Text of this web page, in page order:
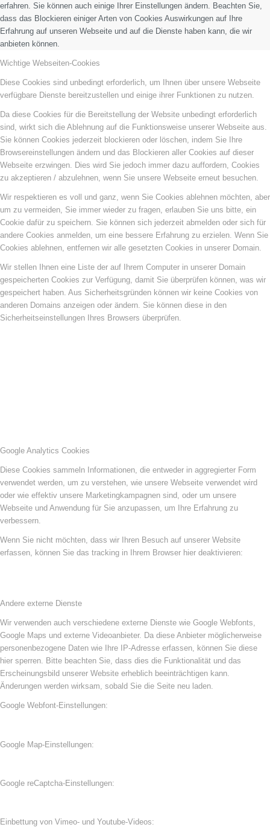
erfahren. Sie können auch einige Ihrer Einstellungen ändern. Beachten Sie,
dass das Blockieren einiger Arten von Cookies Auswirkungen auf Ihre
Erfahrung auf unseren Webseite und auf die Dienste haben kann, die wir
anbieten können.
Wichtige Webseiten-Cookies
Diese Cookies sind unbedingt erforderlich, um Ihnen über unsere Webseite
verfügbare Dienste bereitzustellen und einige ihrer Funktionen zu nutzen.
Da diese Cookies für die Bereitstellung der Website unbedingt erforderlich
sind, wirkt sich die Ablehnung auf die Funktionsweise unserer Webseite aus.
Sie können Cookies jederzeit blockieren oder löschen, indem Sie Ihre
Browsereinstellungen ändern und das Blockieren aller Cookies auf dieser
Webseite erzwingen. Dies wird Sie jedoch immer dazu auffordern, Cookies
zu akzeptieren / abzulehnen, wenn Sie unsere Webseite erneut besuchen.
Wir respektieren es voll und ganz, wenn Sie Cookies ablehnen möchten, aber
um zu vermeiden, Sie immer wieder zu fragen, erlauben Sie uns bitte, ein
Cookie dafür zu speichern. Sie können sich jederzeit abmelden oder sich für
andere Cookies anmelden, um eine bessere Erfahrung zu erzielen. Wenn Sie
Cookies ablehnen, entfernen wir alle gesetzten Cookies in unserer Domain.
Wir stellen Ihnen eine Liste der auf Ihrem Computer in unserer Domain
gespeicherten Cookies zur Verfügung, damit Sie überprüfen können, was wir
gespeichert haben. Aus Sicherheitsgründen können wir keine Cookies von
anderen Domains anzeigen oder ändern. Sie können diese in den
Sicherheitseinstellungen Ihres Browsers überprüfen.
Google Analytics Cookies
Diese Cookies sammeln Informationen, die entweder in aggregierter Form
verwendet werden, um zu verstehen, wie unsere Webseite verwendet wird
oder wie effektiv unsere Marketingkampagnen sind, oder um unsere
Webseite und Anwendung für Sie anzupassen, um Ihre Erfahrung zu
verbessern.
Wenn Sie nicht möchten, dass wir Ihren Besuch auf unserer Website
erfassen, können Sie das tracking in Ihrem Browser hier deaktivieren:
Andere externe Dienste
Wir verwenden auch verschiedene externe Dienste wie Google Webfonts,
Google Maps und externe Videoanbieter. Da diese Anbieter möglicherweise
personenbezogene Daten wie Ihre IP-Adresse erfassen, können Sie diese
hier sperren. Bitte beachten Sie, dass dies die Funktionalität und das
Erscheinungsbild unserer Website erheblich beeinträchtigen kann.
Änderungen werden wirksam, sobald Sie die Seite neu laden.
Google Webfont-Einstellungen:
Google Map-Einstellungen:
Google reCaptcha-Einstellungen:
Einbettung von Vimeo- und Youtube-Videos: